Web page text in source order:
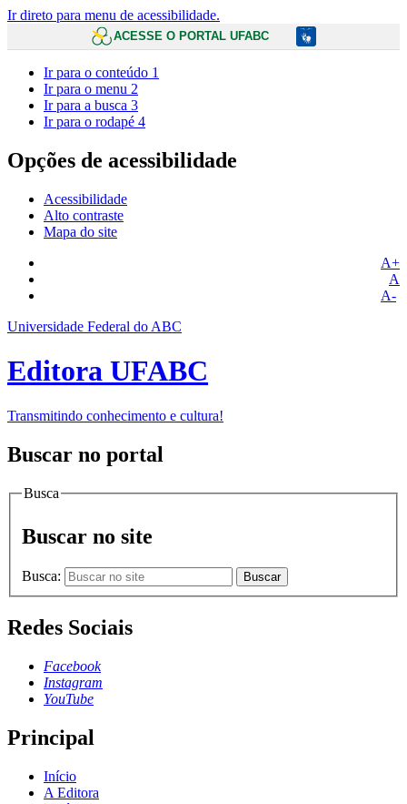
Ir direto para menu de acessibilidade.
ACESSE O PORTAL UFABC
Ir para o conteúdo 1
Ir para o menu 2
Ir para a busca 3
Ir para o rodapé 4
Opções de acessibilidade
Acessibilidade
Alto contraste
Mapa do site
A+
A
A-
Universidade Federal do ABC
Editora UFABC
Transmitindo conhecimento e cultura!
Buscar no portal
Busca
Buscar no site
Busca: Buscar
Redes Sociais
Facebook
Instagram
YouTube
Principal
Início
A Editora